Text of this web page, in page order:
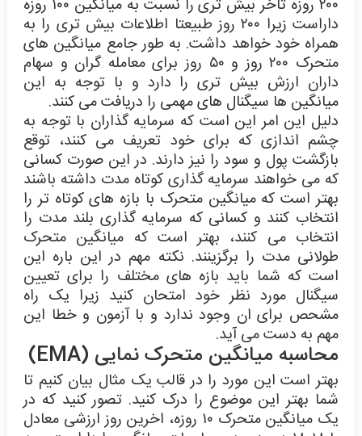
۲۰۰ روزه تاخر بیش تری را نسبت به میانگین ۱۰۰ روزه
داراست زیرا ۲۰۰ روز طبیعتا اطلاعات بیش تری را به
همراه خود خواهد داشت. به طور جامع میانگین های
متحرک ۲۰۰ روز و ۵۰ روز برای معامله گران و سهام
داران ارزش بیش تری را دارد و با توجه به این
میانگین ها سیگنال های مهمی را دریافت می کنند.
دلیل این امر این است که سرمایه گذاران با توجه به
چشم اندازی که برای خود تعریف می کنند، توقع
بازگشت پول و سود را نیز دارند. در این صورت کسانی
که می خواهند سرمایه گذاری کوتاه مدت داشته باشند
بهتر است که میانگین متحرک با بازه های کوتاه تر را
انتخاب کنند و کسانی که سرمایه گذاری بلند مدت را
انتخاب می کنند، بهتر است که میانگین متحرک
طولانی مدت را برگزینند. نکته مهم در این باره این
است که شما باید بازه های مختلف را برای تعیین
سیگنال مورد نظر خود امتحان کنید زیرا یک راه
مشحص برای ان وجود ندارد و با آزمون و خطا این
مهم به دست می آید.
محاسبه میانگین متحرک نمایی (EMA)
بهتر است این مورد را در قالب یک مثال بیان کنیم تا
شما بهتر این موضوع را درک کنید. تصور کنید که در
یک میانگین متحرک ۱۰ روزه، اخرین روز ارزشی معادل